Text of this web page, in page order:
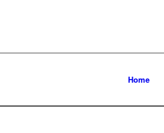
Home